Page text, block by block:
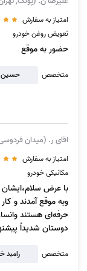
این خدمات همگی در
سطح شهر نخواهید
موارد زیر اشاره کنیم:
سوخت رسانی:
نیاز به بنزین
رسانی آچاره
جمله پراید، پژو ۲۰۶، پژو ۴۰۵، تیبا، سمند، دنا و ... می‌شود.
امتیاز به سفارش
تعویض روغن خودرو
حضور به موقع
متخصص حسین
اقای ر. (میدان
امتیاز به سفارش
مکانیکی خودرو
با عرض
وبه موقع آمدند و
حرفه‌ای هستند
دوستان شدیداً
متخصص رامبد